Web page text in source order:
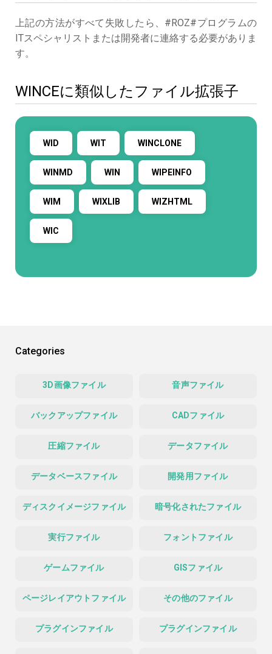
上記の方法がすべて失敗したら、#ROZ#プログラムの
ITスペシャリストまたは開発者に連絡する必要がありま
す。
WINCEに類似したファイル拡張子
WID WIT WINCLONE
WINMD WIN WIPEINFO
WIM WIXLIB WIZHTML
WIC
Categories
3D画像ファイル 音声ファイル
バックアップファイル CADファイル
圧縮ファイル データファイル
データベースファイル 開発用ファイル
ディスクイメージファイル 暗号化されたファイル
実行ファイル フォントファイル
ゲームファイル GISファイル
ページレイアウトファイル その他のファイル
プラグインファイル プラグインファイル